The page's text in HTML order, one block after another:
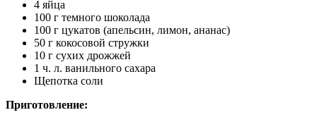
4 яйца
100 г темного шоколада
100 г цукатов (апельсин, лимон, ананас)
50 г кокосовой стружки
10 г сухих дрожжей
1 ч. л. ванильного сахара
Щепотка соли
Приготовление: